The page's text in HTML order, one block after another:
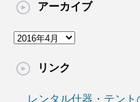
アーカイブ
ア
カ
リンク
レンタル什器・テント